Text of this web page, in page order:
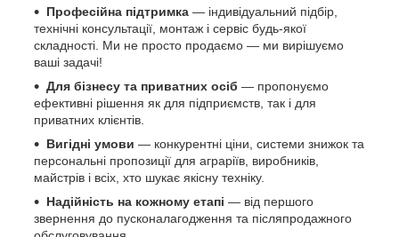
Професійна підтримка — індивідуальний підбір,
технічні консультації, монтаж і сервіс будь-якої
складності. Ми не просто продаємо — ми вирішуємо
ваші задачі!
Для бізнесу та приватних осіб — пропонуємо
ефективні рішення як для підприємств, так і для
приватних клієнтів.
Вигідні умови — конкурентні ціни, системи знижок та
персональні пропозиції для аграріїв, виробників,
майстрів і всіх, хто шукає якісну техніку.
Надійність на кожному етапі — від першого
звернення до пусконалагодження та післяпродажного